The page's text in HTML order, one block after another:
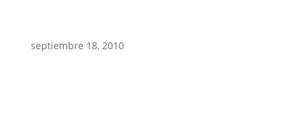
septiembre 18, 2010